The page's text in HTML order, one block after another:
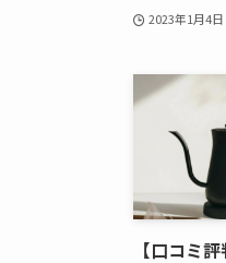
2023年1月4日
【口コミ